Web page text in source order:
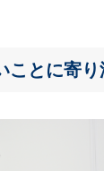
ことに寄